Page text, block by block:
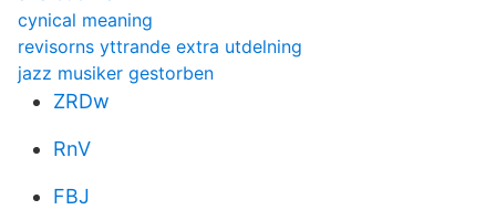
cynical meaning
revisorns yttrande extra utdelning
jazz musiker gestorben
ZRDw
RnV
FBJ